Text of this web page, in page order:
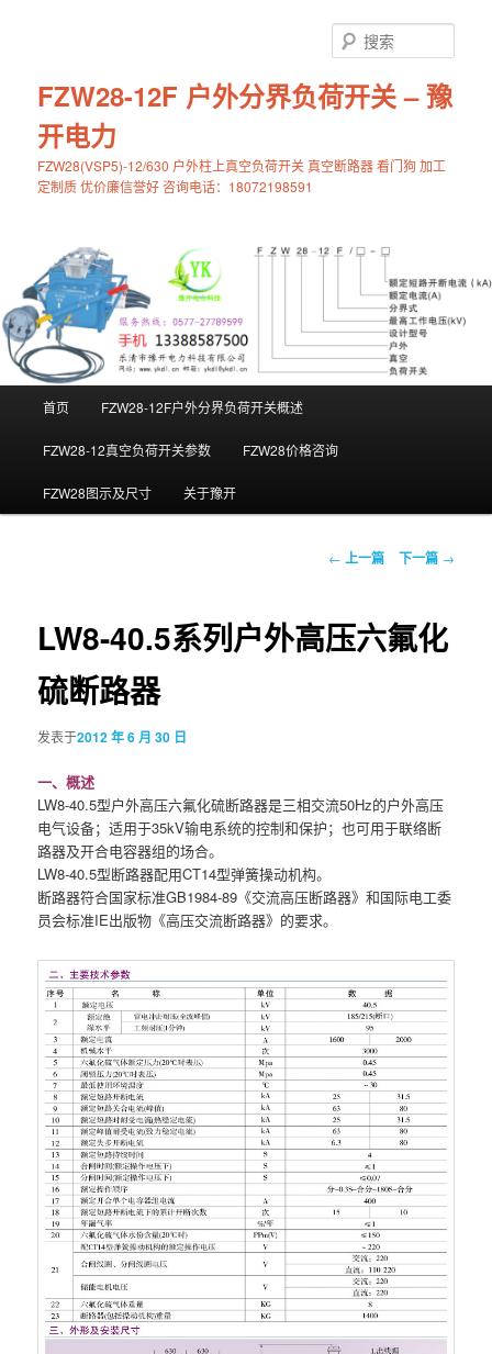
FZW28-12F 户外分界负荷开关 – 豫
开电力
FZW28(VSP5)-12/630 户外柱上真空负荷开关 真空断路器 看门狗 加工
定制质 优价廉信誉好 咨询电话：18072198591
索
首页 FZW28-12F户外分界负荷开关概述
FZW28-12真空负荷开关参数 FZW28价格咨询
FZW28图示及尺寸 关于豫开
文
航
← 上一篇 下一篇 →
LW8-40.5系列户外高压六氟化
硫断路器
发表于2012 年 6 月 30 日
一、概述
LW8-40.5型户外高压六氟化硫断路器是三相交流50Hz的户外高压
电气设备；适用于35kV输电系统的控制和保护；也可用于联络断
路器及开合电容器组的场合。
LW8-40.5型断路器配用CT14型弹簧操动机构。
断路器符合国家标准GB1984-89《交流高压断路器》和国际电工委
员会标准IE出版物《高压交流断路器》的要求。